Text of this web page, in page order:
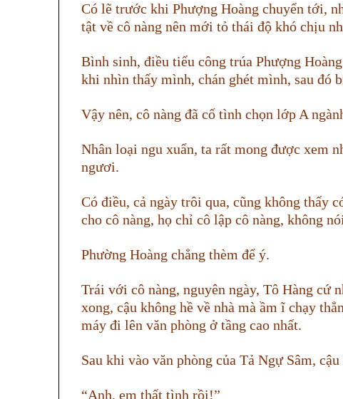
Có lẽ trước khi Phượng Hoàng chuyển tới,
tật về cô nàng nên mới tỏ thái độ khó chịu
Bình sinh, điều tiểu công trúa Phượng
khi nhìn thấy mình, chán ghét mình, sau đó
Vậy nên, cô nàng đã cố tình chọn lớp A
Nhân loại ngu xuẩn, ta rất mong được xem
ngươi.
Có điều, cả ngày trôi qua, cũng không thấy
cho cô nàng, họ chỉ cô lập cô nàng, không
Phường Hoàng chẳng thèm để ý.
Trái với cô nàng, nguyên ngày, Tô Hàng cứ
xong, cậu không hề về nhà mà ầm ĩ chạy
máy đi lên văn phòng ở tầng cao nhất.
Sau khi vào văn phòng của Tả Ngự Sâm,
“Anh, em thất tình rồi!”